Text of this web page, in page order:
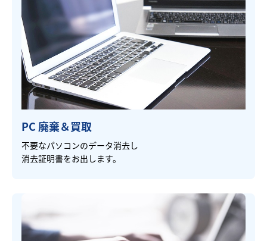
PC 廃棄＆買取
不要なパソコンのデータ消去し
消去証明書をお出します。